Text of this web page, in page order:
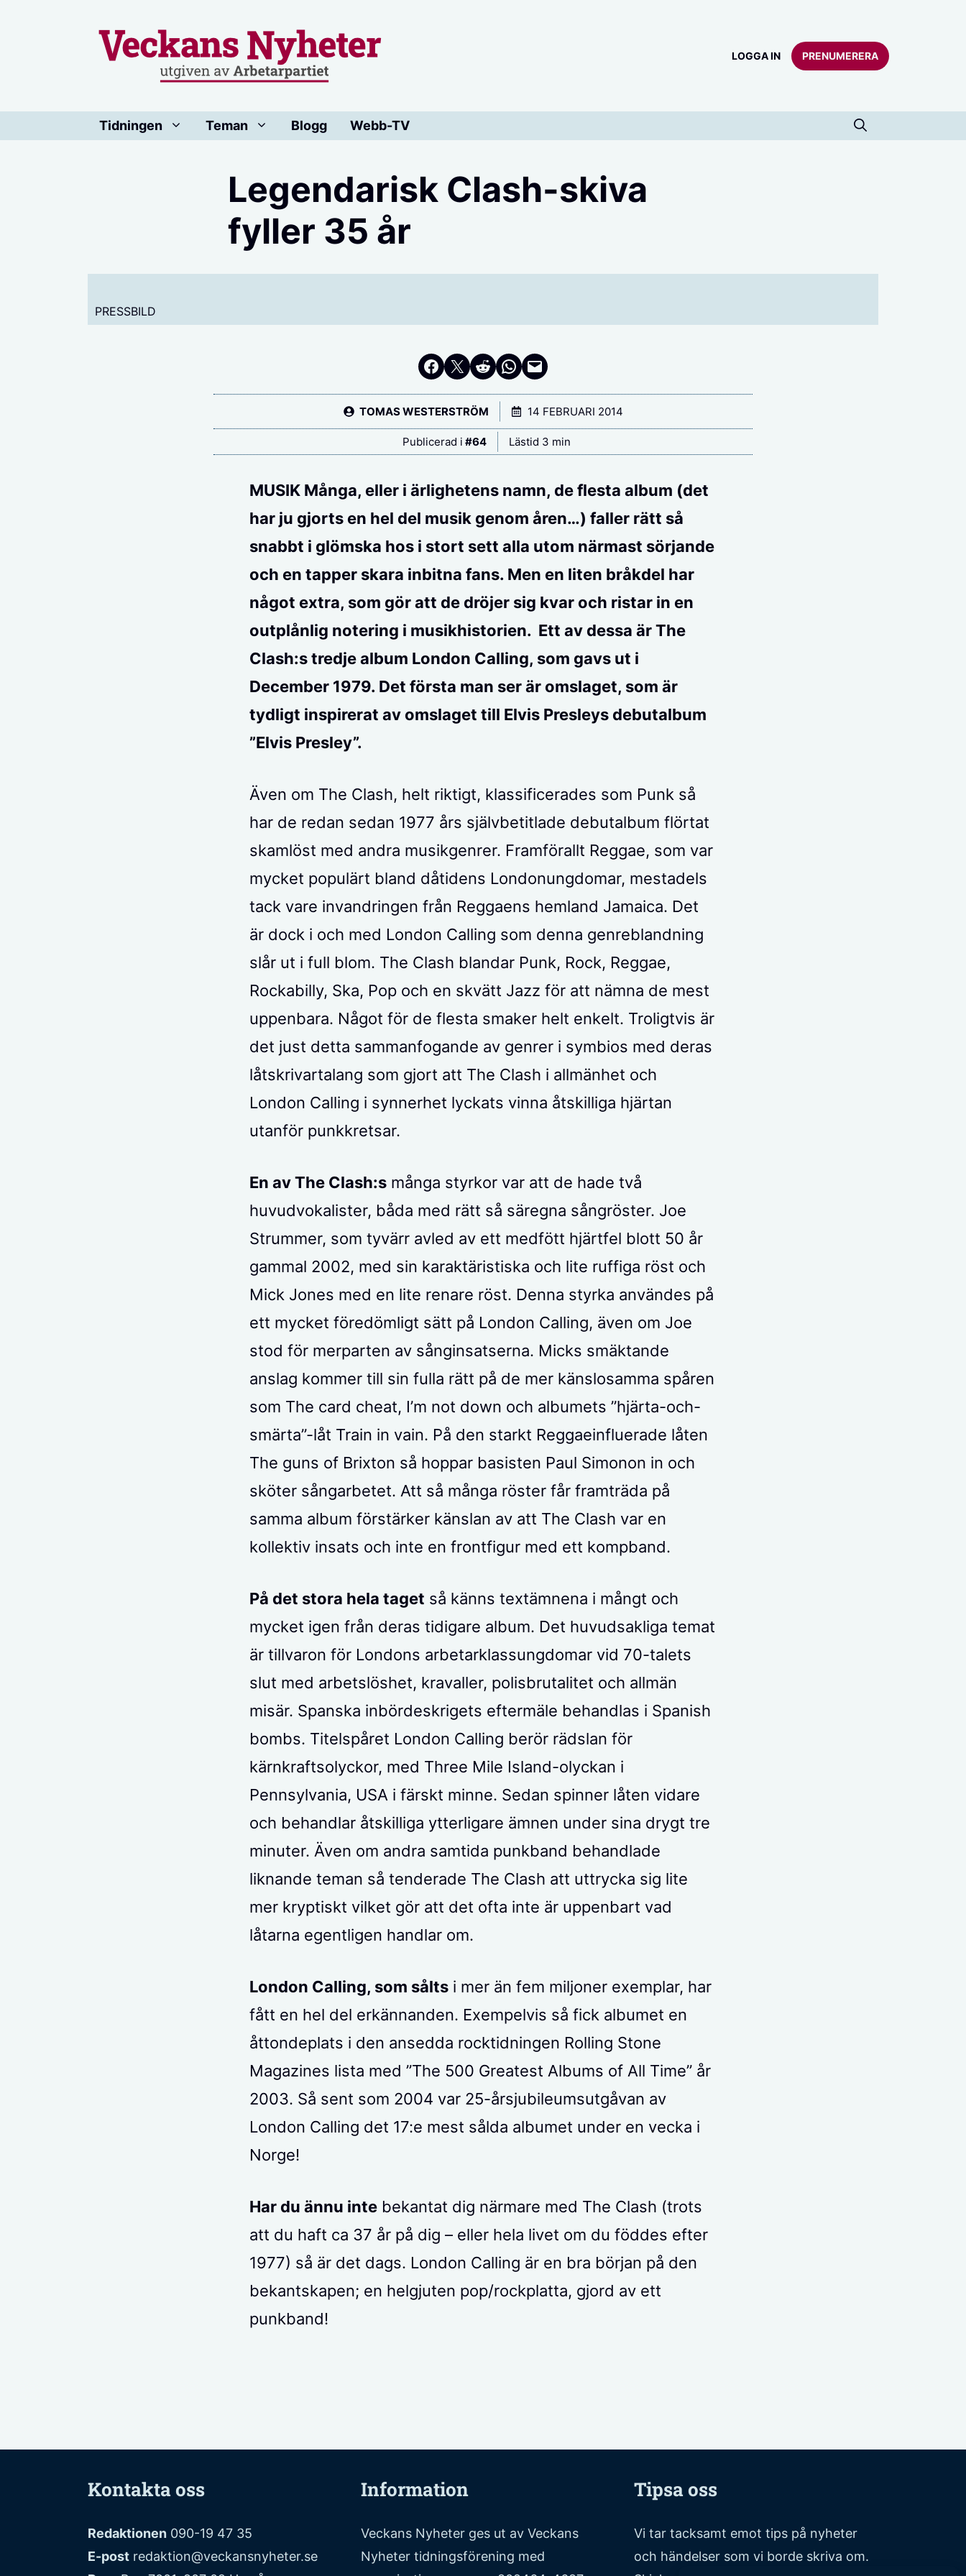
LOGGA IN PRENUMERERA
Tidningen Teman Blogg Webb-TV
Legendarisk Clash-skiva
fyller 35 år
PRESSBILD
Dela på Facebook
Dela på Twitter
Dela på RedditDela i WhatsApp
Maila en länk
TOMAS WESTERSTRÖM 14 FEBRUARI 2014
Publicerad i #64 Lästid 3 min
MUSIK Många, eller i ärlighetens namn, de flesta album (det
har ju gjorts en hel del musik genom åren…) faller rätt så
snabbt i glömska hos i stort sett alla utom närmast sörjande
och en tapper skara inbitna fans. Men en liten bråkdel har
något extra, som gör att de dröjer sig kvar och ristar in en
outplånlig notering i musikhistorien. Ett av dessa är The
Clash:s tredje album London Calling, som gavs ut i
December 1979. Det första man ser är omslaget, som är
tydligt inspirerat av omslaget till Elvis Presleys debutalbum
”Elvis Presley”.
Även om The Clash, helt riktigt, klassificerades som Punk så
har de redan sedan 1977 års självbetitlade debutalbum flörtat
skamlöst med andra musikgenrer. Framförallt Reggae, som var
mycket populärt bland dåtidens Londonungdomar, mestadels
tack vare invandringen från Reggaens hemland Jamaica. Det
är dock i och med London Calling som denna genreblandning
slår ut i full blom. The Clash blandar Punk, Rock, Reggae,
Rockabilly, Ska, Pop och en skvätt Jazz för att nämna de mest
uppenbara. Något för de flesta smaker helt enkelt. Troligtvis är
det just detta sammanfogande av genrer i symbios med deras
låtskrivartalang som gjort att The Clash i allmänhet och
London Calling i synnerhet lyckats vinna åtskilliga hjärtan
utanför punkkretsar.
En av The Clash:s många styrkor var att de hade två
huvudvokalister, båda med rätt så säregna sångröster. Joe
Strummer, som tyvärr avled av ett medfött hjärtfel blott 50 år
gammal 2002, med sin karaktäristiska och lite ruffiga röst och
Mick Jones med en lite renare röst. Denna styrka användes på
ett mycket föredömligt sätt på London Calling, även om Joe
stod för merparten av sånginsatserna. Micks smäktande
anslag kommer till sin fulla rätt på de mer känslosamma spåren
som The card cheat, I’m not down och albumets ”hjärta-och-
smärta”-låt Train in vain. På den starkt Reggaeinfluerade låten
The guns of Brixton så hoppar basisten Paul Simonon in och
sköter sångarbetet. Att så många röster får framträda på
samma album förstärker känslan av att The Clash var en
kollektiv insats och inte en frontfigur med ett kompband.
På det stora hela taget så känns textämnena i mångt och
mycket igen från deras tidigare album. Det huvudsakliga temat
är tillvaron för Londons arbetarklassungdomar vid 70-talets
slut med arbetslöshet, kravaller, polisbrutalitet och allmän
misär. Spanska inbördeskrigets eftermäle behandlas i Spanish
bombs. Titelspåret London Calling berör rädslan för
kärnkraftsolyckor, med Three Mile Island-olyckan i
Pennsylvania, USA i färskt minne. Sedan spinner låten vidare
och behandlar åtskilliga ytterligare ämnen under sina drygt tre
minuter. Även om andra samtida punkband behandlade
liknande teman så tenderade The Clash att uttrycka sig lite
mer kryptiskt vilket gör att det ofta inte är uppenbart vad
låtarna egentligen handlar om.
London Calling, som sålts i mer än fem miljoner exemplar, har
fått en hel del erkännanden. Exempelvis så fick albumet en
åttondeplats i den ansedda rocktidningen Rolling Stone
Magazines lista med ”The 500 Greatest Albums of All Time” år
2003. Så sent som 2004 var 25-årsjubileumsutgåvan av
London Calling det 17:e mest sålda albumet under en vecka i
Norge!
Har du ännu inte bekantat dig närmare med The Clash (trots
att du haft ca 37 år på dig – eller hela livet om du föddes efter
1977) så är det dags. London Calling är en bra början på den
bekantskapen; en helgjuten pop/rockplatta, gjord av ett
punkband!
Kontakta oss
Redaktionen 090-19 47 35
E-post redaktion@veckansnyheter.se
Information
Veckans Nyheter ges ut av Veckans
Nyheter tidningsförening med
Tipsa oss
Vi tar tacksamt emot tips på nyheter
och händelser som vi borde skriva om.